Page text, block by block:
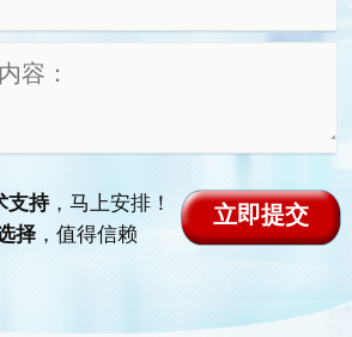
支持，马上安排！
择，值得信赖